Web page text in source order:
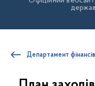
Департамент фінансів